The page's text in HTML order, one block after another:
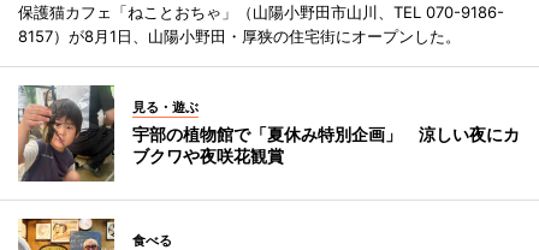
保護猫カフェ「ねことおちゃ」（山陽小野田市山川、TEL 070-9186-
8157）が8月1日、山陽小野田・厚狭の住宅街にオープンした。
見る・遊ぶ
宇部の植物館で「夏休み特別企画」 涼しい夜にカ
ブクワや夜咲花観賞
食べる